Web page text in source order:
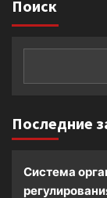
Поиск
Последние
Система